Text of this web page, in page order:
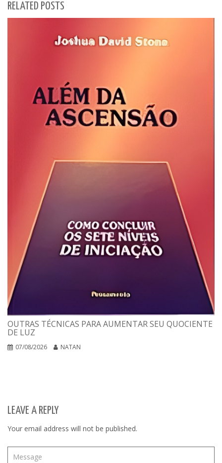
RELATED POSTS
OUTRAS TÉCNICAS PARA AUMENTAR SEU QUOCIENTE
DE LUZ
07/08/2026 NATAN
LEAVE A REPLY
Your email address will not be published.